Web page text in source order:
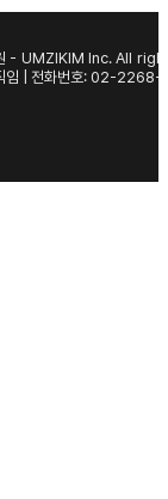
- UMZIKIM Inc. All
임 | 전화번호: 02-2268-